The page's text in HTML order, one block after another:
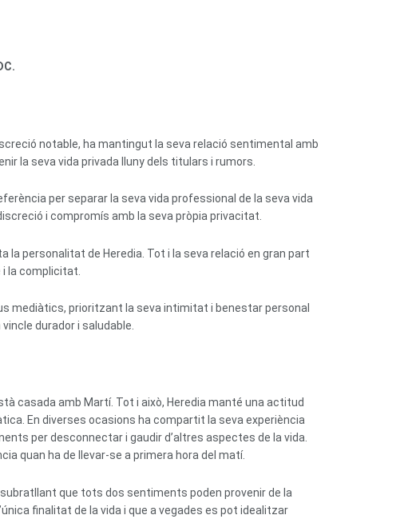
notable, ha mantingut la seva relació sentimental amb
la seva vida privada lluny dels titulars i rumors.
per separar la seva vida professional de la seva vida
i compromís amb la seva pròpia privacitat.
personalitat de Heredia. Tot i la seva relació en gran part
la complicitat.
mediàtics, prioritzant la seva intimitat i benestar personal
durador i saludable.
casada amb Martí. Tot i això, Heredia manté una actitud
En diverses ocasions ha compartit la seva experiència
per desconnectar i gaudir d’altres aspectes de la vida.
quan ha de llevar-se a primera hora del matí.
que tots dos sentiments poden provenir de la
finalitat de la vida i que a vegades es pot idealitzar